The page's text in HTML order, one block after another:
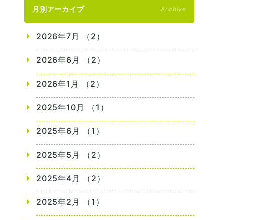
月別アーカイブ Archive
2026年7月 （2）
2026年6月 （2）
2026年1月 （2）
2025年10月 （1）
2025年6月 （1）
2025年5月 （2）
2025年4月 （2）
2025年2月 （1）